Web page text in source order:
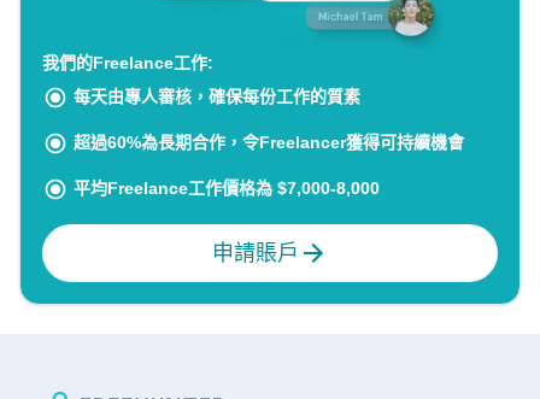
我們的Freelance工作:
每天由專人審核，確保每份工作的質素
超過60%為長期合作，令Freelancer獲得可持續機會
平均Freelance工作價格為 $7,000-8,000
申請賬戶